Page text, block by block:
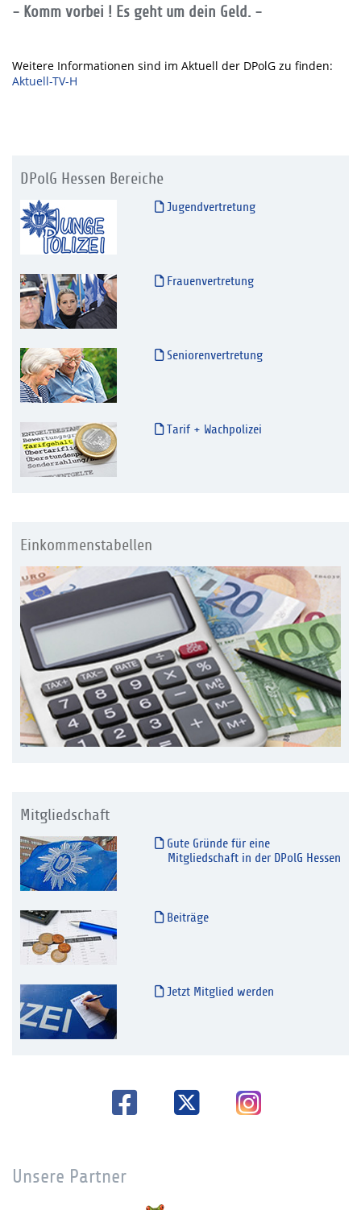
- Komm vorbei ! Es geht um dein Geld. -
Weitere Informationen sind im Aktuell der DPolG zu finden:
Aktuell-TV-H
DPolG Hessen Bereiche
Jugendvertretung
Frauenvertretung
Seniorenvertretung
Tarif + Wachpolizei
Einkommenstabellen
Mitgliedschaft
Gute Gründe für eine
Mitgliedschaft in der DPolG Hessen
Beiträge
Jetzt Mitglied werden
Unsere Partner